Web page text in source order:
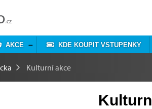
AKCE KDE KOUPIT VSTUPENKY
Kulturní akce